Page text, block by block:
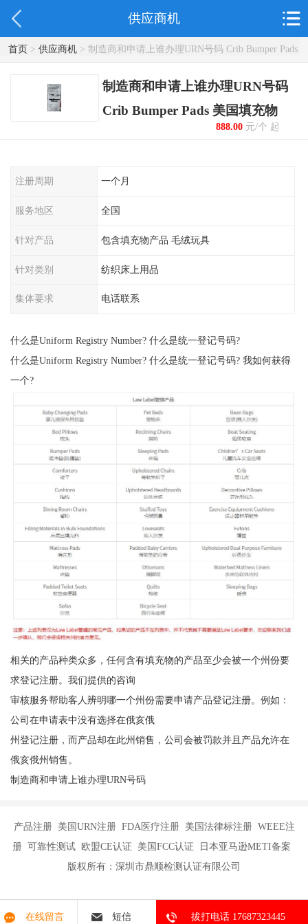
供应商机
首页> 供应商机> 制造商和申请上谁办理URN号码 Crib Bumper Pads
美国填充物
制造商和申请上谁办理URN号码
Crib Bumper Pads 美国填充物
888.00元/个 起
注册周期 一个月
服务地区 全国
针对产品 包含填充物产品 毛绒玩具
针对类别 纺织床上用品
集体要求 电话联系
什么是Uniform Registry Number? 什么是统一登记号码?
什么是Uniform Registry Number? 什么是统一登记号码? 我如何获得
一个?
相关的产品种类众多，任何含有填充物的产品至少会被一个州份要
求登记注册。我们提供的咨询
审核服务帮助客人辨明哪一个州份需要申请产品登记注册。例如：
公司在申请表中没有选择在俄亥俄
州登记注册，而产品却在此州销售，公司会被罚款并且产品允许在
俄亥俄州销售。
制造商和申请上谁办理URN号码
产品注册 美国URN注册 FDA医疗注册 美国法律标注册 WEEE注
册 可靠性测试 欧盟CE认证 美国FCC认证 日本亚马逊METI备案
版权所有：深圳市鼎顺检测认证有限公司
在线留言 短信 拔打电话 17687323445